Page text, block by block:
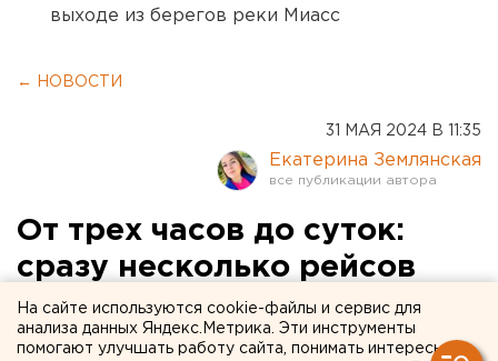
выходе из берегов реки Миасс
← НОВОСТИ
31 МАЯ 2024 В 11:35
Екатерина Землянская
От трех часов до суток:
сразу несколько рейсов
задержано в Кольцово
На сайте используются cookie-файлы и сервис для
анализа данных Яндекс.Метрика. Эти инструменты
помогают улучшать работу сайта, понимать интересы